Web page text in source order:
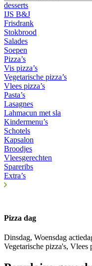
desserts
IJS B&J
Frisdrank
Stokbrood
Salades
Soepen
Pizza’s
Vis pizza’s
Vegetarische pizza’s
Vlees pizza’s
Pasta’s
Lasagnes
Lahmacun met sla
Kindermenu’s
Schotels
Kapsalon
Broodjes
Vleesgerechten
Spareribs
Extra’s
Pizza dag
Dinsdag, Woensdag
Vegetarische pizza's,